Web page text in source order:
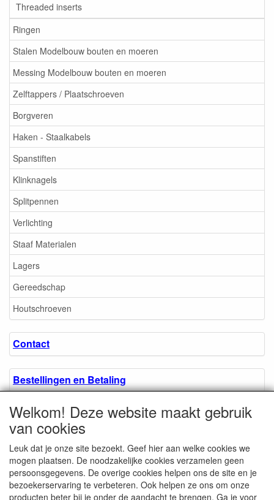
Threaded inserts
Ringen
Stalen Modelbouw bouten en moeren
Messing Modelbouw bouten en moeren
Zelftappers / Plaatschroeven
Borgveren
Haken - Staalkabels
Spanstiften
Klinknagels
Splitpennen
Verlichting
Staaf Materialen
Lagers
Gereedschap
Houtschroeven
Contact
Bestellingen en Betaling
Algemene voorwaarden
Over ons.
Privacyverklaring
Welkom! Deze website maakt gebruik
van cookies
Leuk dat je onze site bezoekt. Geef hier aan welke cookies we
mogen plaatsen. De noodzakelijke cookies verzamelen geen
persoonsgegevens. De overige cookies helpen ons de site en je
bezoekerservaring te verbeteren. Ook helpen ze ons om onze
producten beter bij je onder de aandacht te brengen. Ga je voor